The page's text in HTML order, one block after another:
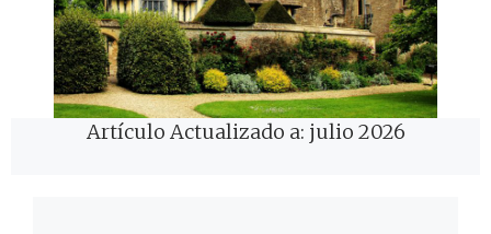
Artículo Actualizado a: julio 2026